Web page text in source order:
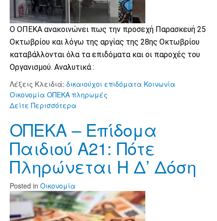
Ο ΟΠΕΚΑ ανακοινώνει πως την προσεχή Παρασκευή 25
Οκτωβρίου και λόγω της αργίας της 28ης Οκτωβρίου
καταβάλλονται όλα τα επιδόματα και οι παροχές του
Οργανισμού. Αναλυτικά :
Λέξεις Κλειδιά: δικαιούχοι επιδόματα Κοινωνία
Οικονομία ΟΠΕΚΑ πληρωμές
Δείτε Περισσότερα
ΟΠΕΚΑ – Επίδομα
Παιδιού A21: Πότε
Πληρώνεται Η Δ’ Δόση
Posted in Οικονομία